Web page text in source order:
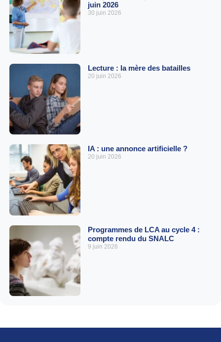
juin 2026
30 juin 2026
Lecture : la mère des batailles
20 juin 2026
IA : une annonce artificielle ?
20 juin 2026
Programmes de LCA au cycle 4 :
compte rendu du SNALC
9 juin 2026